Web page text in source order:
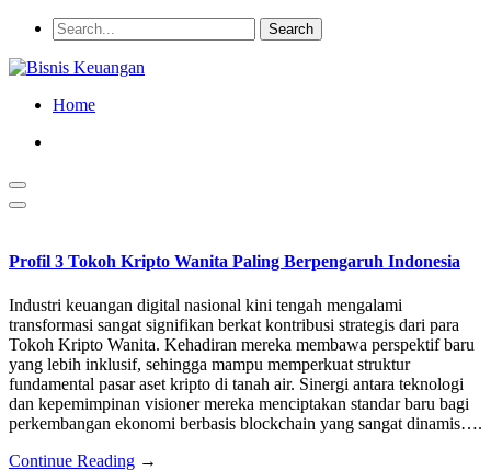
Home
Profil 3 Tokoh Kripto Wanita Paling Berpengaruh Indonesia
Industri keuangan digital nasional kini tengah mengalami
transformasi sangat signifikan berkat kontribusi strategis dari para
Tokoh Kripto Wanita. Kehadiran mereka membawa perspektif baru
yang lebih inklusif, sehingga mampu memperkuat struktur
fundamental pasar aset kripto di tanah air. Sinergi antara teknologi
dan kepemimpinan visioner mereka menciptakan standar baru bagi
perkembangan ekonomi berbasis blockchain yang sangat dinamis….
Continue Reading →